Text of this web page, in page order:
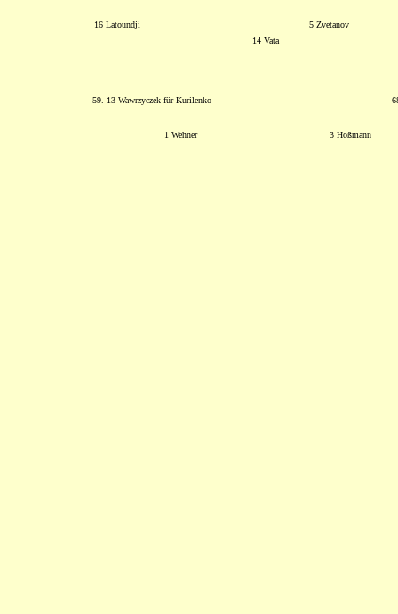
16 Latoundji
5 Zvetanov
14 Vata
59. 13 Wawrzyczek für Kurilenko
1 Wehner 3 Hoßmann